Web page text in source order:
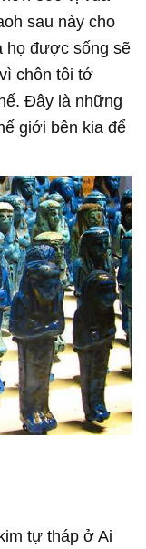
sau này cho
họ được sống sẽ
chôn tôi tớ
Đây là những
giới bên kia để
tự tháp ở Ai